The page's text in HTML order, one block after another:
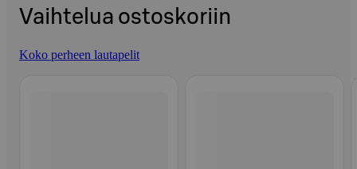
Vaihtelua ostoskoriin
Koko perheen lautapelit